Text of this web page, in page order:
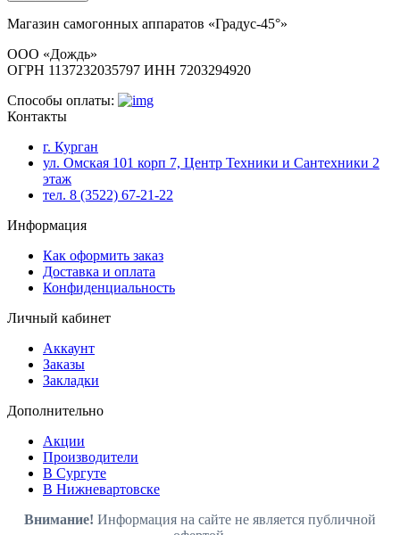
Магазин самогонных аппаратов «Градус-45°»
ООО «Дождь»
ОГРН 1137232035797 ИНН 7203294920
Способы оплаты:
Контакты
г. Курган
ул. Омская 101 корп 7, Центр Техники и Сантехники 2
этаж
тел. 8 (3522) 67-21-22
Информация
Как оформить заказ
Доставка и оплата
Конфиденциальность
Личный кабинет
Аккаунт
Заказы
Закладки
Дополнительно
Акции
Производители
В Сургуте
В Нижневартовске
Внимание! Информация на сайте не является публичной